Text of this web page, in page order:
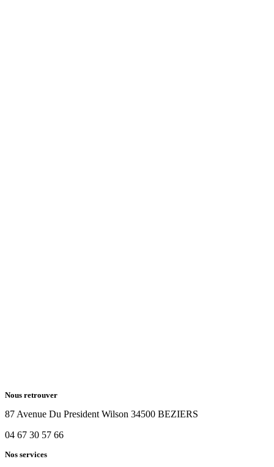
Nous retrouver
87 Avenue Du President Wilson 34500 BEZIERS
04 67 30 57 66
Nos services